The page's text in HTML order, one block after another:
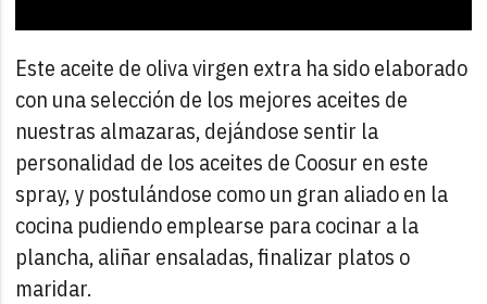
Este aceite de oliva virgen extra ha sido elaborado
con una selección de los mejores aceites de
nuestras almazaras, dejándose sentir la
personalidad de los aceites de Coosur en este
spray, y postulándose como un gran aliado en la
cocina pudiendo emplearse para cocinar a la
plancha, aliñar ensaladas, finalizar platos o
maridar.